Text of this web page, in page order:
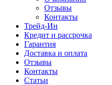
Отзывы
Контакты
Трейд-Ин
Кредит и рассрочка
Гарантия
Доставка и оплата
Отзывы
Контакты
Статьи